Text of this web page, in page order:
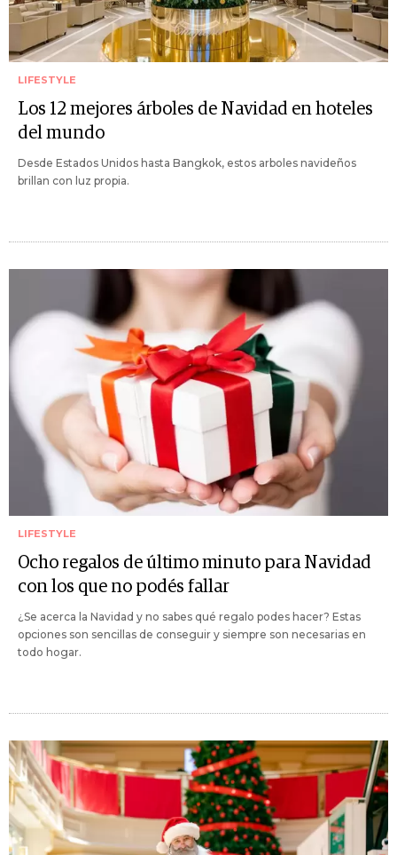
LIFESTYLE
Los 12 mejores árboles de Navidad en hoteles
del mundo
Desde Estados Unidos hasta Bangkok, estos arboles navideños
brillan con luz propia.
LIFESTYLE
Ocho regalos de último minuto para Navidad
con los que no podés fallar
¿Se acerca la Navidad y no sabes qué regalo podes hacer? Estas
opciones son sencillas de conseguir y siempre son necesarias en
todo hogar.